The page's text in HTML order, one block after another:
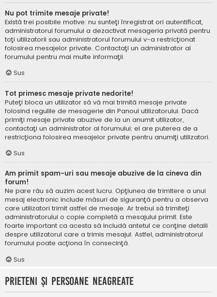
Nu pot trimite mesaje private!
Există trei posibile motive: nu sunteţi înregistrat ori autentificat,
administratorul forumului a dezactivat mesageria privată pentru
toţi utilizatorii sau administratorul forumului v-a restricţionat
folosirea mesajelor private. Contactaţi un administrator al
forumului pentru mai multe informaţii.
Sus
Tot primesc mesaje private nedorite!
Puteţi bloca un utilizator să vă mai trimită mesaje private
folosind regulile de mesagerie din Panoul utilizatorului. Dacă
primiţi mesaje private abuzive de la un anumit utilizator,
contactaţi un administrator al forumului; el are puterea de a
restricţiona folosirea mesajelor private pentru anumiţi utilizatori.
Sus
Am primit spam-uri sau mesaje abuzive de la cineva din
forum!
Ne pare rău să auzim acest lucru. Opţiunea de trimitere a unui
mesaj electronic include măsuri de siguranţă pentru a observa
care utilizatori trimit astfel de mesaje. Ar trebui să trimiteţi
administratorului o copie completă a mesajului primit. Este
foarte important ca acesta să includă antetul ce conţine detalii
despre utilizatorul care a trimis mesajul. Astfel, administratorul
forumului poate acţiona în consecinţă.
Sus
Prieteni şi persoane neagreate